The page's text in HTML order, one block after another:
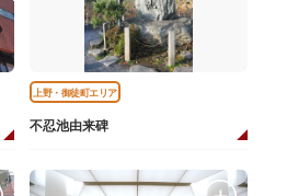
上野・御徒町エリア
不忍池由来碑